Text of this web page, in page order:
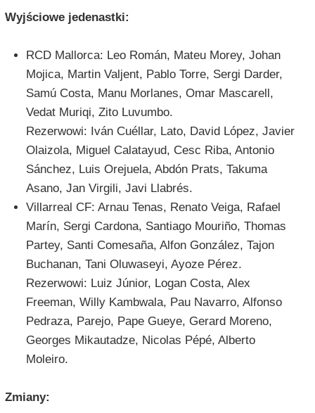
Wyjściowe jedenastki:
RCD Mallorca: Leo Román, Mateu Morey, Johan
Mojica, Martin Valjent, Pablo Torre, Sergi Darder,
Samú Costa, Manu Morlanes, Omar Mascarell,
Vedat Muriqi, Zito Luvumbo.
Rezerwowi: Iván Cuéllar, Lato, David López, Javier
Olaizola, Miguel Calatayud, Cesc Riba, Antonio
Sánchez, Luis Orejuela, Abdón Prats, Takuma
Asano, Jan Virgili, Javi Llabrés.
Villarreal CF: Arnau Tenas, Renato Veiga, Rafael
Marín, Sergi Cardona, Santiago Mouriño, Thomas
Partey, Santi Comesaña, Alfon González, Tajon
Buchanan, Tani Oluwaseyi, Ayoze Pérez.
Rezerwowi: Luiz Júnior, Logan Costa, Alex
Freeman, Willy Kambwala, Pau Navarro, Alfonso
Pedraza, Parejo, Pape Gueye, Gerard Moreno,
Georges Mikautadze, Nicolas Pépé, Alberto
Moleiro.
Zmiany: